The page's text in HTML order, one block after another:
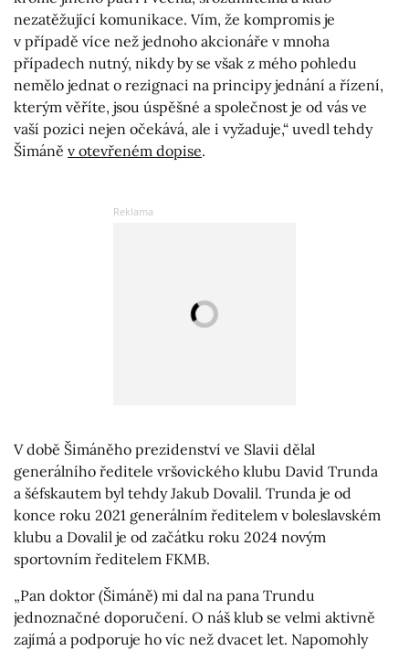
nezatěžující komunikace. Vím, že kompromis je
v případě více než jednoho akcionáře v mnoha
případech nutný, nikdy by se však z mého pohledu
nemělo jednat o rezignaci na principy jednání a řízení,
kterým věříte, jsou úspěšné a společnost je od vás ve
vaší pozici nejen očekává, ale i vyžaduje,“ uvedl tehdy
Šimáně v otevřeném dopise.
V době Šimáněho prezidenství ve Slavii dělal
generálního ředitele vršovického klubu David Trunda
a šéfskautem byl tehdy Jakub Dovalil. Trunda je od
konce roku 2021 generálním ředitelem v boleslavském
klubu a Dovalil je od začátku roku 2024 novým
sportovním ředitelem FKMB.
„Pan doktor (Šimáně) mi dal na pana Trundu
jednoznačné doporučení. O náš klub se velmi aktivně
zajímá a podporuje ho víc než dvacet let. Napomohly